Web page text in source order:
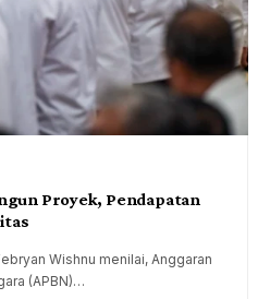
Proyek, Pendapatan
Wishnu menilai, Anggaran
(APBN)…